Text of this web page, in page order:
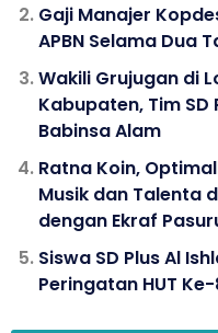
Gaji Manajer
APBN Selama Dua
Wakili Grujugan di
Kabupaten, Tim SD
Babinsa Alam
Ratna Koin,
Musik dan Talenta
dengan Ekraf
Siswa SD Plus Al
Peringatan HUT